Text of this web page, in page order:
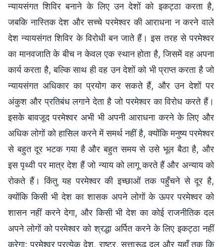
न्यायसंगत शिविर बनाने के लिए उन देशों को इकट्ठा करता है,
जबकि नास्तिक देश और सच्चे परमेश्वर की आराधना न करने वाले
देश न्यायसंगत शिविर के विरोधी बन जाते हैं। इस तरह से परमेश्वर
का मानवजाति के बीच न केवल एक स्थान होता है, जिसमें वह अपना
कार्य करता है, बल्कि साथ ही वह उन देशों को भी प्राप्त करता है जो
न्यायसंगत अधिकार का प्रयोग कर सकते हैं, और उन देशों पर
अंकुश और प्रतिबंध लगाने देता है जो परमेश्वर का विरोध करते हैं।
इसके बावजूद परमेश्वर अभी भी अपनी आराधना करने के लिए और
अधिक लोगों को हासिल करने में समर्थ नहीं है, क्योंकि मनुष्य परमेश्वर
से बहुत दूर भटक गया है और बहुत समय से उसे भूल बैठा है, और
इस पृथ्वी पर मात्र देश हैं जो न्याय को लागू करते हैं और अन्याय को
रोकते हैं। किंतु यह परमेश्वर की इच्छाओं तक पहुँचने से दूर है,
क्योंकि किसी भी देश का शासक अपने लोगों के ऊपर परमेश्वर को
शासन नहीं करने देगा, और किसी भी देश का कोई राजनीतिक दल
अपने लोगों को परमेश्वर को श्रद्धा अर्पित करने के लिए इकट्ठा नहीं
करेगा; परमेश्वर प्रत्येक देश, राष्ट्र, सत्तारूढ़ दल और यहाँ तक कि